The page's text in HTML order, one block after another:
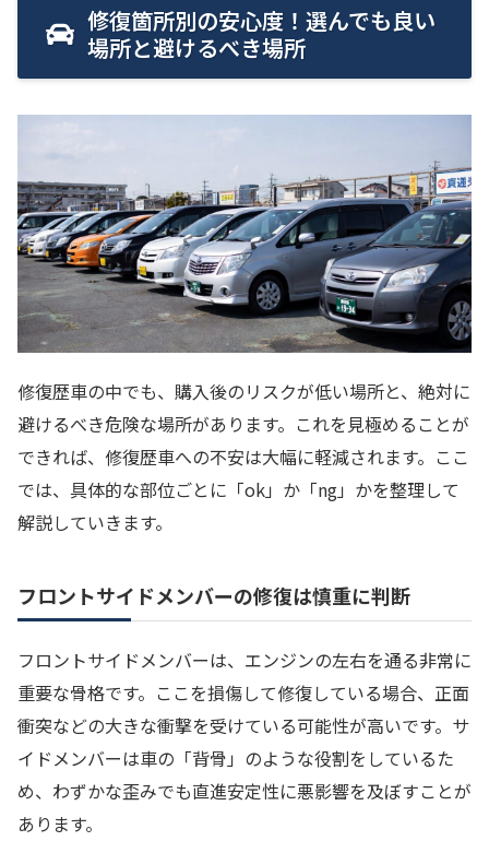
修復箇所別の安心度！選んでも良い
場所と避けるべき場所
修復歴車の中でも、購入後のリスクが低い場所と、絶対に
避けるべき危険な場所があります。これを見極めることが
できれば、修復歴車への不安は大幅に軽減されます。ここ
では、具体的な部位ごとに「ok」か「ng」かを整理して
解説していきます。
フロントサイドメンバーの修復は慎重に判断
フロントサイドメンバーは、エンジンの左右を通る非常に
重要な骨格です。ここを損傷して修復している場合、正面
衝突などの大きな衝撃を受けている可能性が高いです。サ
イドメンバーは車の「背骨」のような役割をしているた
め、わずかな歪みでも直進安定性に悪影響を及ぼすことが
あります。